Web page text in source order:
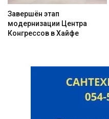
Завершён этап
модернизации Центра
Конгрессов в Хайфе